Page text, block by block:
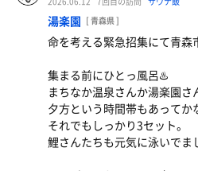
サバ背脂もりそば(山盛り)ザ
左利きなので食べる時は左
3セットを終えて、リラック
備万端😤
サ室に入って3枠5番へゲート
ていうか、今日のお客さんみ
私が飛び抜けて小さいだけと
ガロ、ノートンに囲まれた
こうなったら腹を括ってビッ
本日のラインナップはオー
工藤さん🧚‍♀️🌿の絶妙な換気
結果的に渾1🙄
その後、親友宅での2連投を
「明日の宝塚はタバル単勝で
に反した罰が翌日に下ること
のであった…。
湯楽園 [ 青森県 ]
命を考える緊急招集にて青森
集まる前にひとっ風呂♨️
まちなか温泉さんか湯楽園さ
夕方という時間帯もあってか
それでもしっかり3セット。
鯉さんたちも元気に泳いでま